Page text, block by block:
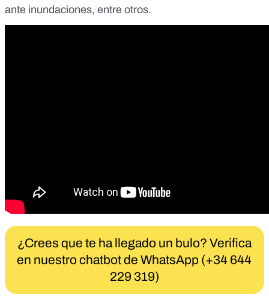
ante inundaciones, entre otros.
¿Crees que te ha llegado un bulo? Verifica
en nuestro chatbot de WhatsApp (+34 644
229 319)